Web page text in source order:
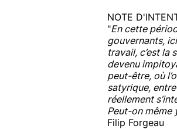
NOTE
"En cette
gouvernants,
travail, c’est la
devenu
peut-être, où
satyrique,
réellement
Peut-on même
Filip Forgeau